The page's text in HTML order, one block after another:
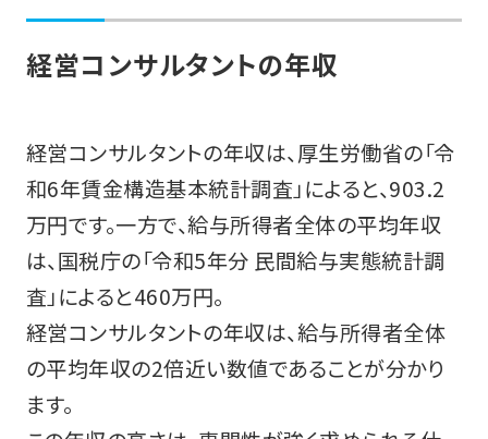
経営コンサルタントの年収
経営コンサルタントの年収は、厚生労働省の「令
和6年賃金構造基本統計調査」によると、903.2
万円です。一方で、給与所得者全体の平均年収
は、国税庁の「令和5年分 民間給与実態統計調
査」によると460万円。
経営コンサルタントの年収は、給与所得者全体
の平均年収の2倍近い数値であることが分かり
ます。